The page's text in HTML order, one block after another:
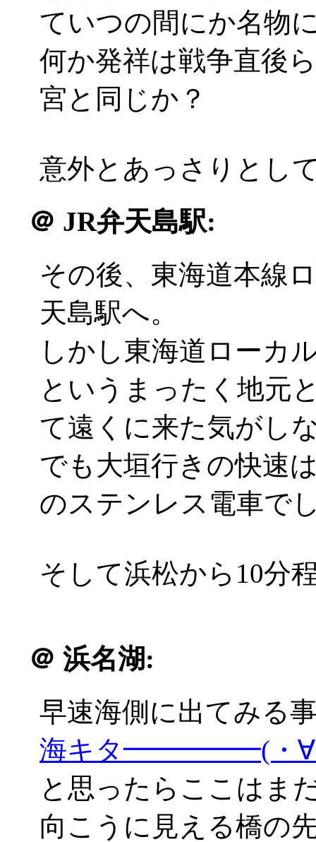
ていつの間にか名物
何か発祥は戦争直後
宮と同じか？
意外とあっさりとし
＠ JR弁天島駅:
その後、東海道本線
天島駅へ。
しかし東海道ローカ
というまったく地元
て遠くに来た気がし
でも大垣行きの快速
のステンレス電車で
そして浜松から10分
＠ 浜名湖:
早速海側に出てみる
海キタ━━━━━(・
と思ったらここはま
向こうに見える橋の